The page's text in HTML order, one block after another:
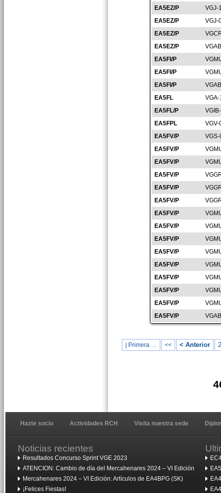
EA5EZ/P
VGJ-
EA5EZ/P
VGJ-
EA5EZ/P
EA5EZ/P
EA5FI/P
EA5FI/P
EA5FI/P
EA5FL
EA5FL/P
EA5FPL
VGV-
EA5FV/P
EA5FV/P
EA5FV/P
EA5FV/P
EA5FV/P
EA5FV/P
EA5FV/P
EA5FV/P
EA5FV/P
EA5FV/P
EA5FV/P
EA5FV/P
EA5FV/P
EA5FV/P
EA5FV/P
| Primera … << < Anterior
Hazte socio Actividades RCH Visita nuestra sede
Noticias recientes
Resultados Concurso Sprint VGE 2023
ATENCION: Cambio de día del Mercahenares 2024 – VI Edición
Mercahenares 2024 – VI Edición: Artículos de EA4BPG (SK)
¡Felices Fiestas!